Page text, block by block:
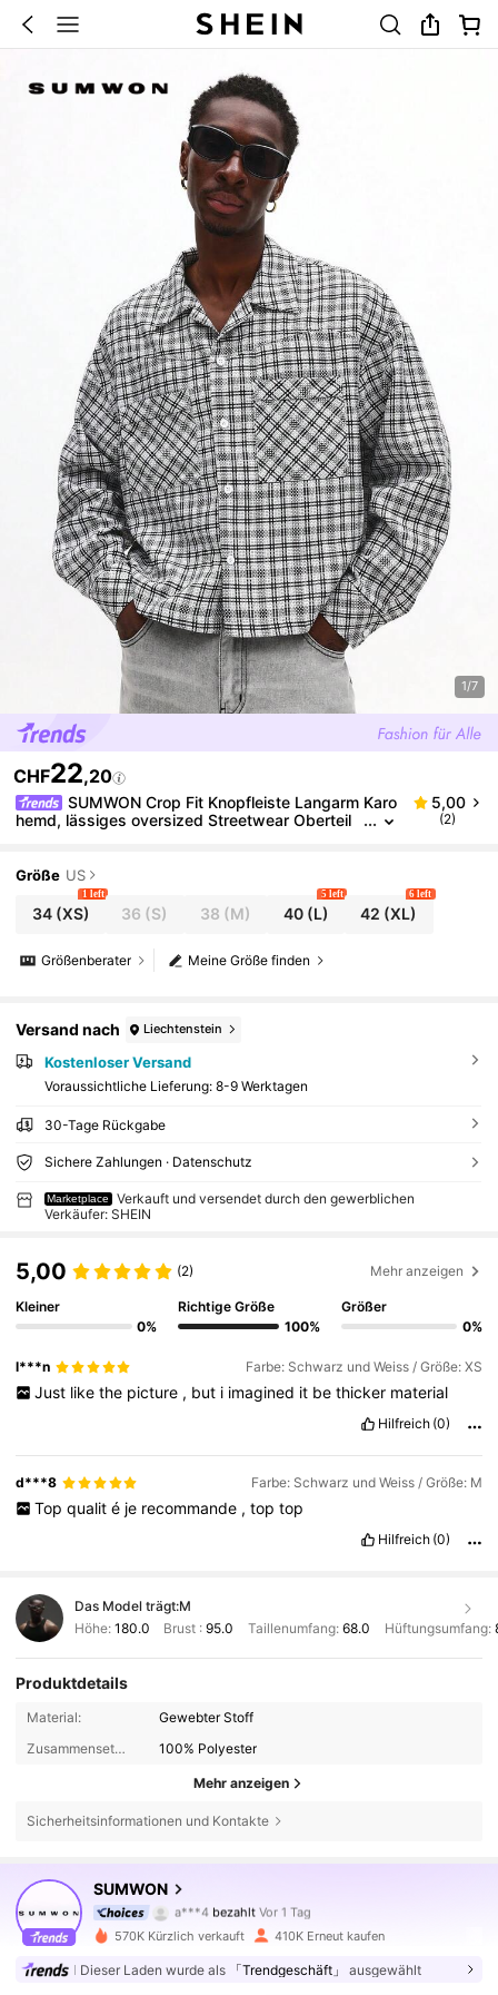
1/7
CHF22,20
SUMWON Crop Fit Knopfleiste Langarm Karo
hemd, lässiges oversized Streetwear Oberteil
5,00
(2)
Größe US
34(XS)
1 left
36 (S) 38 (M) 40(L)
5 left
42 (XL)
6 left
Meine Größe finden
Größenberater
Versand nach Liechtenstein
Kostenloser Versand
Voraussichtliche Lieferung: 8-9 Werktagen
30-Tage Rückgabe
Sichere Zahlungen · Datenschutz
Marketplace
Verkauft und versendet durch den gewerblichen
Verkäufer: SHEIN
5,00 (2) Mehr anzeigen
Kleiner
0%
Richtige Größe
100%
Größer
0%
l***n Farbe: Schwarz und Weiss / Größe: XS
Just like the picture , but i imagined it be thicker material
Hilfreich (0)
d***8 Farbe: Schwarz und Weiss / Größe: M
Top qualit é je recommande , top top
Hilfreich (0)
Das Model trägt:M
Höhe: 180.0 Brust :95.0 Taillenumfang: 68.0 Hüftungsumfang:
Produktdetails
Material:
Gewebter Stoff
Zusammensetzung:
100% Polyester
Mehr anzeigen
Sicherheitsinformationen und Kontakte
SUMWON 4,83
m***1 istVor 5 Stunden
570K Kürzlich verkauft 410K Erneut kaufen
Dieser Laden wurde als 「Trendgeschäft」 ausgewählt